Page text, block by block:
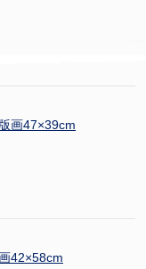
画47×39cm
42×58cm